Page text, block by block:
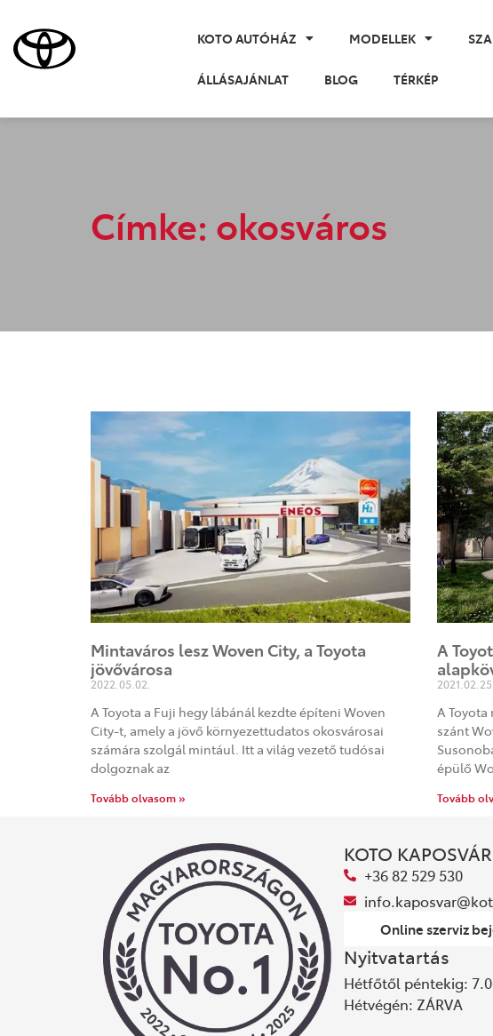
KOTO AUTÓHÁZ MODELLEK
ÁLLÁSAJÁNLAT BLOG TÉRKÉP
Címke: okosváros
Mintaváros lesz Woven City, a Toyota
jövővárosa
2022.05.02.
A Toyota a Fuji hegy lábánál kezdte építeni Woven
City-t, amely a jövő környezettudatos okosvárosai
számára szolgál mintául. Itt a világ vezető tudósai
dolgoznak az
Tovább olvasom »
A
2021.02.25.
A
szánt
épülő
Tovább
KOTO
+36 82 529 530
Online szerviz
Nyitvatartás
Hétfőtől péntekig:
Hétvégén: ZÁRVA